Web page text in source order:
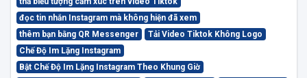
đọc tin nhắn Instagram mà không hiện đã xem
thêm bạn bằng QR Messenger
Tải Video Tiktok Không Logo
Chế Độ Im Lặng Instagram
Bật Chế Độ Im Lặng Instagram Theo Khung Giờ